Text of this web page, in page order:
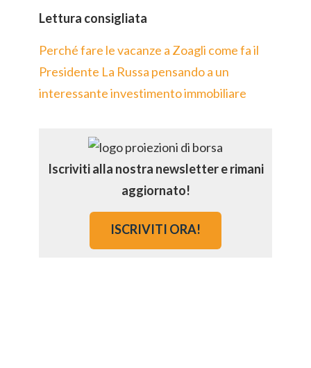
Lettura consigliata
Perché fare le vacanze a Zoagli come fa il
Presidente La Russa pensando a un
interessante investimento immobiliare
Iscriviti alla nostra newsletter e rimani
aggiornato!
ISCRIVITI ORA!